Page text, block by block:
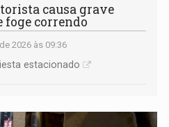
causa grave
foge correndo
2026 às 09:36
estacionado